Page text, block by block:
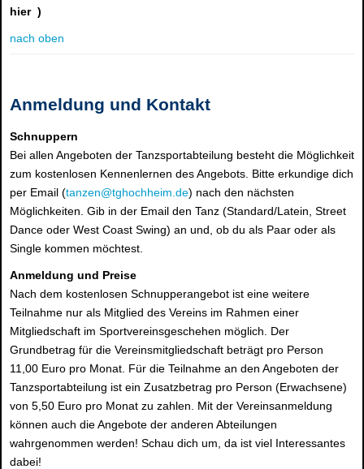
hier )
nach oben
Anmeldung und Kontakt
Schnuppern
Bei allen Angeboten der Tanzsportabteilung besteht die Möglichkeit
zum kostenlosen Kennenlernen des Angebots. Bitte erkundige dich
per Email (tanzen@tghochheim.de) nach den nächsten
Möglichkeiten. Gib in der Email den Tanz (Standard/Latein, Street
Dance oder West Coast Swing) an und, ob du als Paar oder als
Single kommen möchtest.
Anmeldung und Preise
Nach dem kostenlosen Schnupperangebot ist eine weitere
Teilnahme nur als Mitglied des Vereins im Rahmen einer
Mitgliedschaft im Sportvereinsgeschehen möglich. Der
Grundbetrag für die Vereinsmitgliedschaft beträgt pro Person
11,00 Euro pro Monat. Für die Teilnahme an den Angeboten der
Tanzsportabteilung ist ein Zusatzbetrag pro Person (Erwachsene)
von 5,50 Euro pro Monat zu zahlen. Mit der Vereinsanmeldung
können auch die Angebote der anderen Abteilungen
wahrgenommen werden! Schau dich um, da ist viel Interessantes
dabei!